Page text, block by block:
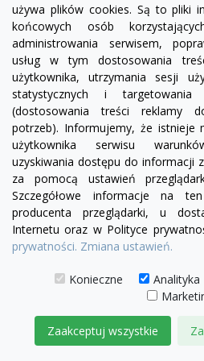
Fotel Uszak Chesterfield
4 300,00
używa plików cookies. Są to pliki
końcowych osób
administrowania serwisem,
usług w tym dostosowania
użytkownika, utrzymania sesji
statystycznych i targetowania
(dostosowania treści reklamy
potrzeb). Informujemy, że istnieje
użytkownika serwisu
uzyskiwania dostępu do informacji
za pomocą ustawień
Szczegółowe informacje na
producenta przeglądarki, u
Internetu oraz w Polityce
prywatności. Zmiana ustawień.
Konieczne Analityka
Zaakceptuj wszystkie